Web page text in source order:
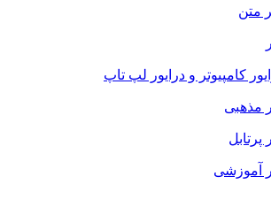
متن
کامپیوتر و درایور لپ تاپ
مذهبی
پرتابل
آموزشی